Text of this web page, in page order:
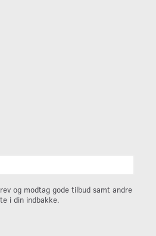
og modtag gode tilbud samt andre
i din indbakke.